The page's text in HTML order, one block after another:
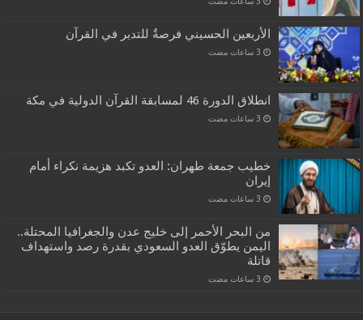
الأربعين الحسيني فرصةٌ للتدبر في القرآن
انطلاق الدورة 46 لمسابقة القرآن الدولية في مكة
خطيب جمعة طهران: العدو تكبد هزيمة نكراء أمام
إيران
من البحر الأحمر إلى خليج عدن والجغرافيا المحتلة..
اليمن يطوّق العدو السعودي بقدرة رصد واستهداف
قاتلة